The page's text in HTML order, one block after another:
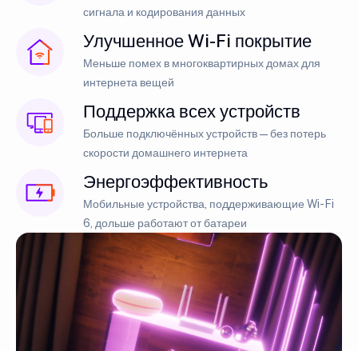
сигнала и кодирования данных
Улучшенное Wi-Fi покрытие
Меньше помех в многоквартирных домах для
интернета вещей
Поддержка всех устройств
Больше подключённых устройств — без потерь
скорости домашнего интернета
Энергоэффективность
Мобильные устройства, поддерживающие Wi-Fi
6, дольше работают от батареи